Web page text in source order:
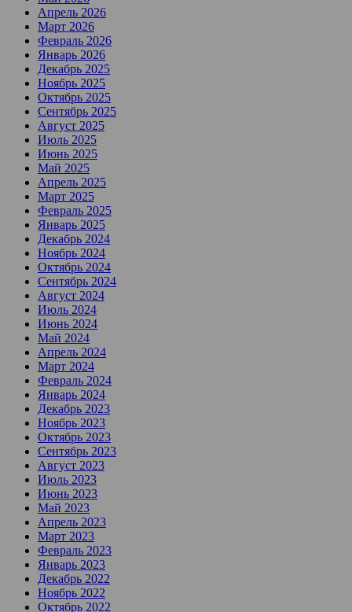
Апрель 2026
Март 2026
Февраль 2026
Январь 2026
Декабрь 2025
Ноябрь 2025
Октябрь 2025
Сентябрь 2025
Август 2025
Июль 2025
Июнь 2025
Май 2025
Апрель 2025
Март 2025
Февраль 2025
Январь 2025
Декабрь 2024
Ноябрь 2024
Октябрь 2024
Сентябрь 2024
Август 2024
Июль 2024
Июнь 2024
Май 2024
Апрель 2024
Март 2024
Февраль 2024
Январь 2024
Декабрь 2023
Ноябрь 2023
Октябрь 2023
Сентябрь 2023
Август 2023
Июль 2023
Июнь 2023
Май 2023
Апрель 2023
Март 2023
Февраль 2023
Январь 2023
Декабрь 2022
Ноябрь 2022
Октябрь 2022